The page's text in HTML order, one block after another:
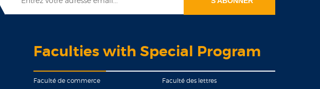
Faculties with Special Program
Faculté de commerce Faculté des lettres